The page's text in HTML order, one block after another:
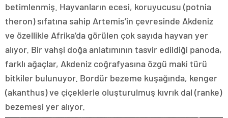
betimlenmiş. Hayvanların ecesi, koruyucusu (potnia
theron) sıfatına sahip Artemis’in çevresinde Akdeniz
ve özellikle Afrika’da görülen çok sayıda hayvan yer
alıyor. Bir vahşi doğa anlatımının tasvir edildiği panoda,
farklı ağaçlar, Akdeniz coğrafyasına özgü maki türü
bitkiler bulunuyor. Bordür bezeme kuşağında, kenger
(akanthus) ve çiçeklerle oluşturulmuş kıvrık dal (ranke)
bezemesi yer alıyor.